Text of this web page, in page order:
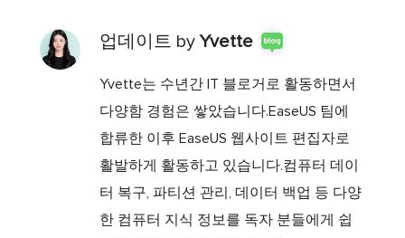
업데이트 byYvette
Yvette는 수년간 IT 블로거로 활동하면서
다양함 경험은 쌓았습니다.EaseUS 팀에
합류한 이후 EaseUS 웹사이트 편집자로
활발하게 활동하고 있습니다.컴퓨터 데이
터 복구, 파티션 관리, 데이터 백업 등 다양
한 컴퓨터 지식 정보를 독자 분들에게 쉽